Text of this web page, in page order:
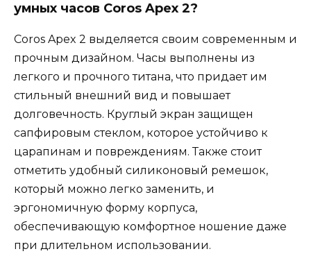
умных часов Coros Apex 2?
Coros Apex 2 выделяется своим современным и
прочным дизайном. Часы выполнены из
легкого и прочного титана, что придает им
стильный внешний вид и повышает
долговечность. Круглый экран защищен
сапфировым стеклом, которое устойчиво к
царапинам и повреждениям. Также стоит
отметить удобный силиконовый ремешок,
который можно легко заменить, и
эргономичную форму корпуса,
обеспечивающую комфортное ношение даже
при длительном использовании.